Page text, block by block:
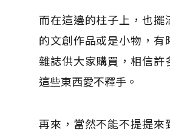
而在這邊的柱子上，也擺
的文創作品或是小物，有
雜誌供大家購買，相信許
這些東西愛不釋手。
再來，當然不能不提提來